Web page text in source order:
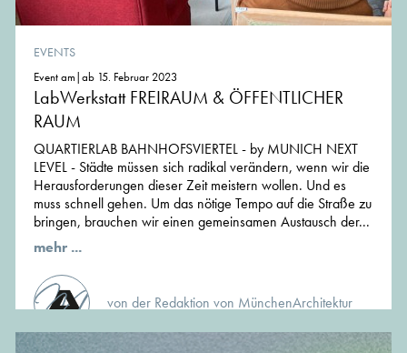
EVENTS
Event am|ab 15. Februar 2023
LabWerkstatt FREIRAUM & ÖFFENTLICHER
RAUM
QUARTIERLAB BAHNHOFSVIERTEL - by MUNICH NEXT
LEVEL - Städte müssen sich radikal verändern, wenn wir die
Herausforderungen dieser Zeit meistern wollen. Und es
muss schnell gehen. Um das nötige Tempo auf die Straße zu
bringen, brauchen wir einen gemeinsamen Austausch der...
mehr ...
von der Redaktion von MünchenArchitektur